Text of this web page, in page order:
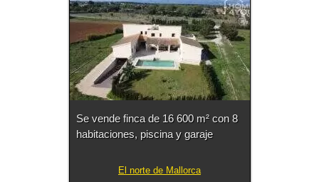
Se vende finca de 16 600 m² con 8
habitaciones, piscina y garaje
El norte de Mallorca